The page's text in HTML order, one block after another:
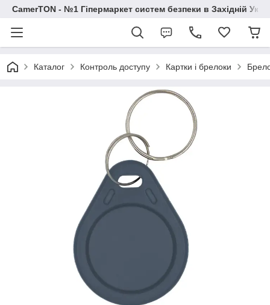
CamerTON - №1 Гіпермаркет систем безпеки в Західній
Каталог Контроль доступу Картки і брелоки